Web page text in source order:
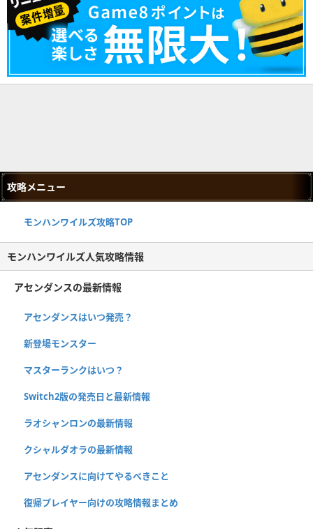
攻略メニュー
モンハンワイルズ攻略TOP
モンハンワイルズ人気攻略情報
アセンダンスの最新情報
アセンダンスはいつ発売？
新登場モンスター
マスターランクはいつ？
Switch2版の発売日と最新情報
ラオシャンロンの最新情報
クシャルダオラの最新情報
アセンダンスに向けてやるべきこと
復帰プレイヤー向けの攻略情報まとめ